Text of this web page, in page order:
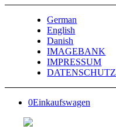
German
English
Danish
IMAGEBANK
IMPRESSUM
0Einkaufswagen